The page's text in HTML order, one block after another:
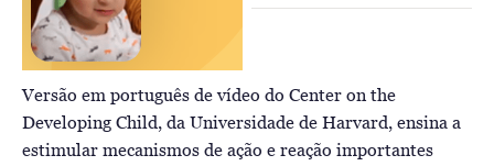
Versão em português de vídeo do Center on the
Developing Child, da Universidade de Harvard, ensina a
estimular mecanismos de ação e reação importantes